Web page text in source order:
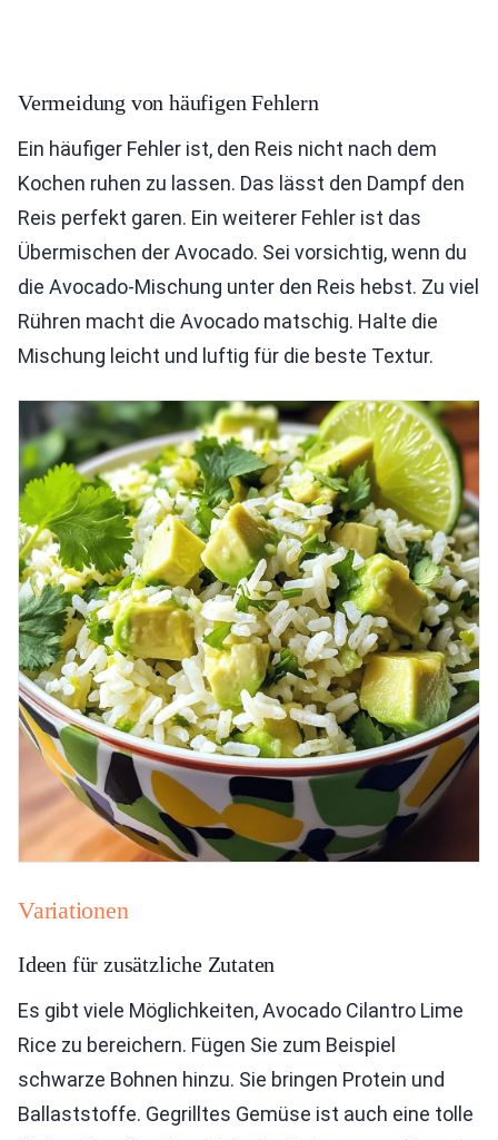
Vermeidung von häufigen Fehlern
Ein häufiger Fehler ist, den Reis nicht nach dem
Kochen ruhen zu lassen. Das lässt den Dampf den
Reis perfekt garen. Ein weiterer Fehler ist das
Übermischen der Avocado. Sei vorsichtig, wenn du
die Avocado-Mischung unter den Reis hebst. Zu viel
Rühren macht die Avocado matschig. Halte die
Mischung leicht und luftig für die beste Textur.
Variationen
Ideen für zusätzliche Zutaten
Es gibt viele Möglichkeiten, Avocado Cilantro Lime
Rice zu bereichern. Fügen Sie zum Beispiel
schwarze Bohnen hinzu. Sie bringen Protein und
Ballaststoffe. Gegrilltes Gemüse ist auch eine tolle